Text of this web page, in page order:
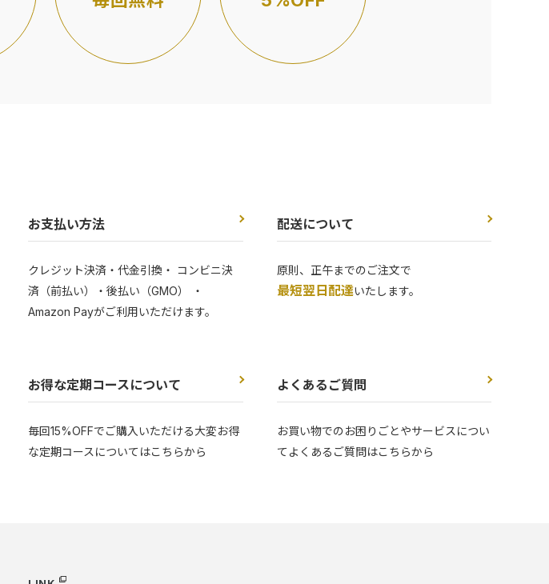
お支払い方法
クレジット決済・代金引換・ コンビニ決
済（前払い）・後払い（GMO） ・
Amazon Payがご利用いただけます。
配送について
原則、正午までのご注文で
最短翌日配達いたします。
お得な定期コースについて
毎回15%OFFでご購入いただける大変お得
な定期コースについてはこちらから
よくあるご質問
お買い物でのお困りごとやサービスについ
てよくあるご質問はこちらから